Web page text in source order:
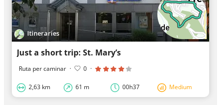
Itineraries
Just a short trip: St. Mary’s
Ruta per caminar · 0 ·
2,63 km 61 m 00h37 Medium